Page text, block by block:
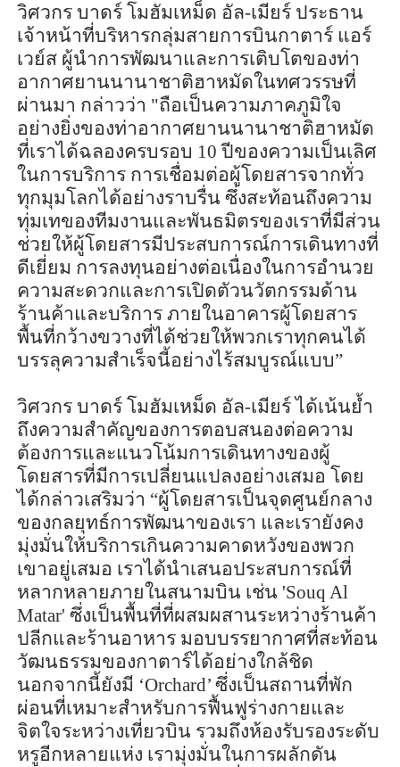
วิศวกร บาดร์ โมฮัมเหม็ด อัล-เมียร์ ประธาน
เจ้าหน้าที่บริหารกลุ่มสายการบินกาตาร์ แอร์
เวย์ส ผู้นำการพัฒนาและการเติบโตของท่า
อากาศยานนานาชาติฮาหมัดในทศวรรษที่
ผ่านมา กล่าวว่า "ถือเป็นความภาคภูมิใจ
อย่างยิ่งของท่าอากาศยานนานาชาติฮาหมัด
ที่เราได้ฉลองครบรอบ 10 ปีของความเป็นเลิศ
ในการบริการ การเชื่อมต่อผู้โดยสารจากทั่ว
ทุกมุมโลกได้อย่างราบรื่น ซึ่งสะท้อนถึงความ
ทุ่มเทของทีมงานและพันธมิตรของเราที่มีส่วน
ช่วยให้ผู้โดยสารมีประสบการณ์การเดินทางที่
ดีเยี่ยม การลงทุนอย่างต่อเนื่องในการอำนวย
ความสะดวกและการเปิดตัวนวัตกรรมด้าน
ร้านค้าและบริการ ภายในอาคารผู้โดยสาร
พื้นที่กว้างขวางที่ได้ช่วยให้พวกเราทุกคนได้
บรรลุความสำเร็จนี้อย่างไร้สมบูรณ์แบบ”
วิศวกร บาดร์ โมฮัมเหม็ด อัล-เมียร์ ได้เน้นย้ำ
ถึงความสำคัญของการตอบสนองต่อความ
ต้องการและแนวโน้มการเดินทางของผู้
โดยสารที่มีการเปลี่ยนแปลงอย่างเสมอ โดย
ได้กล่าวเสริมว่า “ผู้โดยสารเป็นจุดศูนย์กลาง
ของกลยุทธ์การพัฒนาของเรา และเรายังคง
มุ่งมั่นให้บริการเกินความคาดหวังของพวก
เขาอยู่เสมอ เราได้นำเสนอประสบการณ์ที่
หลากหลายภายในสนามบิน เช่น 'Souq Al
Matar' ซึ่งเป็นพื้นที่ที่ผสมผสานระหว่างร้านค้า
ปลีกและร้านอาหาร มอบบรรยากาศที่สะท้อน
วัฒนธรรมของกาตาร์ได้อย่างใกล้ชิด
นอกจากนี้ยังมี ‘Orchard’ ซึ่งเป็นสถานที่พัก
ผ่อนที่เหมาะสำหรับการฟื้นฟูร่างกายและ
จิตใจระหว่างเที่ยวบิน รวมถึงห้องรับรองระดับ
หรูอีกหลายแห่ง เรามุ่งมั่นในการผลักดัน